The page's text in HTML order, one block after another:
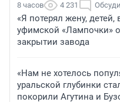
8 часов 4 231
«Я потерял жену, детей,
уфимской «Лампочки»
закрытии завода
«Нам не хотелось
уральской глубинки
покорили Агутина и